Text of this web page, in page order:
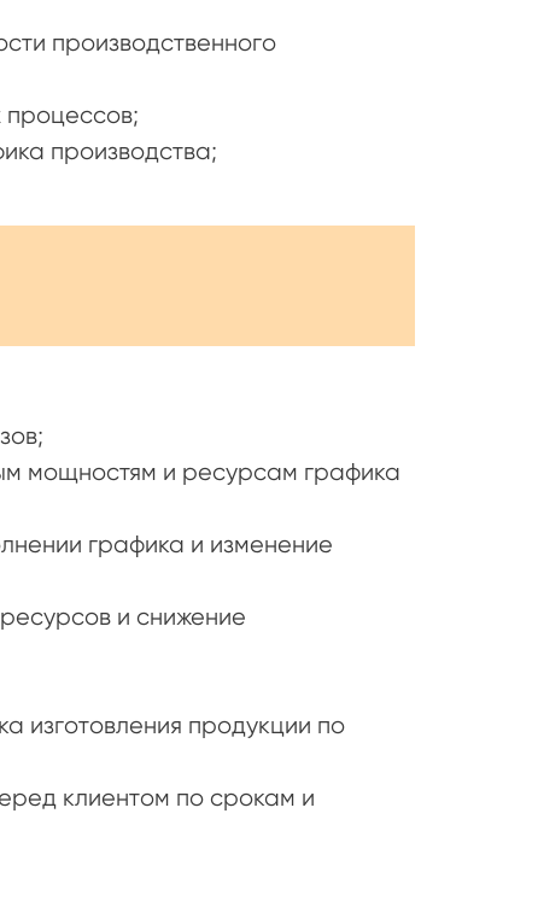
производственного
процессов;
производства;
мощностям и ресурсам графика
графика и изменение
и снижение
изготовления продукции по
клиентом по срокам и